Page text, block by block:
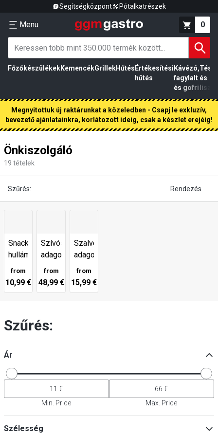
Segítségközpont Pótalkatrészek
Menu 0
FőzőkészülékekKemencékGrillekHűtés Értékesítési
hűtés
Kávézó,
fagylalt
és gofri
és
liszt
Megnyitottuk új raktárunkat a közeledben - Csapj le exkluzív,
bevezető ajánlatainkra, korlátozott ideig, csak a készlet erejéig!
Önkiszolgáló
19 tételek
Szűrés: Rendezés
Snack
hullámok
from
10,99 €
Szívószál
adagoló
from
48,99 €
Szalvéta
adagoló
from
15,99 €
Szűrés:
Ár
Min. Price Max. Price
Szélesség